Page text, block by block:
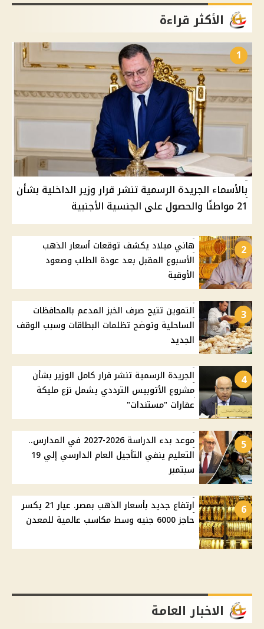
الأكثر قراءة
1
بالأسماء الجريدة الرسمية تنشر قرار وزير الداخلية بشأن
21 مواطنًا والحصول على الجنسية الأجنبية
2
هاني ميلاد يكشف توقعات أسعار الذهب
الأسبوع المقبل بعد عودة الطلب وصعود
الأوقية
3
التموين تتيح صرف الخبز المدعم بالمحافظات
الساحلية وتوضح تظلمات البطاقات وسبب الوقف
الجديد
4
الجريدة الرسمية تنشر قرار كامل الوزير بشأن
مشروع الأتوبيس الترددي يشمل نزع مليكة
عقارات "مستندات"
5
موعد بدء الدراسة 2026-2027 في المدارس..
التعليم ينفي التأجيل العام الدارسي إلي 19
سبتمبر
6
ارتفاع جديد بأسعار الذهب بمصر. عيار 21 يكسر
حاجز 6000 جنيه وسط مكاسب عالمية للمعدن
الاخبار العامة